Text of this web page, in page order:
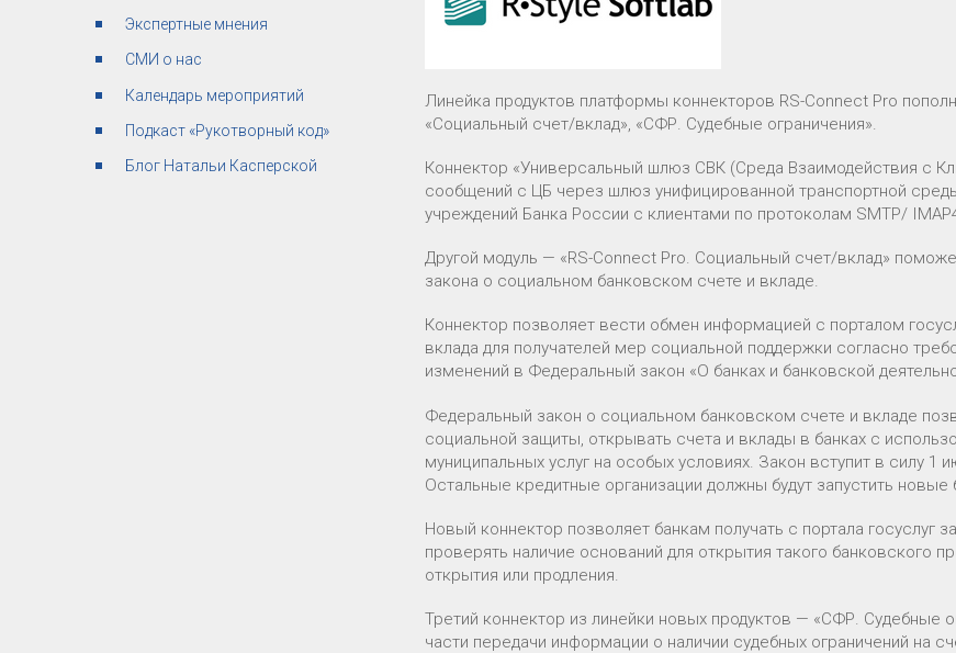
Экспертные мнения
СМИ о нас
Календарь мероприятий
Подкаст «Рукотворный код»
Блог Натальи Касперской
Линейка продуктов платформы коннекторов RS-Connect Pro
«Социальный счет/вклад», «СФР. Судебные ограничения».
Коннектор «Универсальный шлюз СВК (Среда Взаимодействия с
сообщений с ЦБ через шлюз унифицированной транспортной
учреждений Банка России с клиентами по протоколам SMTP/
Другой модуль — «RS-Connect Pro. Социальный счет/вклад»
закона о социальном банковском счете и вкладе.
Коннектор позволяет вести обмен информацией с порталом
вклада для получателей мер социальной поддержки согласно
изменений в Федеральный закон «О банках и банковской
Федеральный закон о социальном банковском счете и вкладе
социальной защиты, открывать счета и вклады в банках с
муниципальных услуг на особых условиях. Закон вступит в силу 1
Остальные кредитные организации должны будут запустить новые
Новый коннектор позволяет банкам получать с портала госуслуг
проверять наличие оснований для открытия такого банковского
открытия или продления.
Третий коннектор из линейки новых продуктов — «СФР. Судебные
части передачи информации о наличии судебных ограничений на